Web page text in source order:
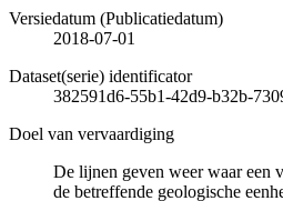
Versiedatum (Publicatiedatum)
2018-07-01
Dataset(serie) identificator
382591d6-55b1-42d9-b32b-
Doel van vervaardiging
De lijnen geven weer waar een
de betreffende geologische